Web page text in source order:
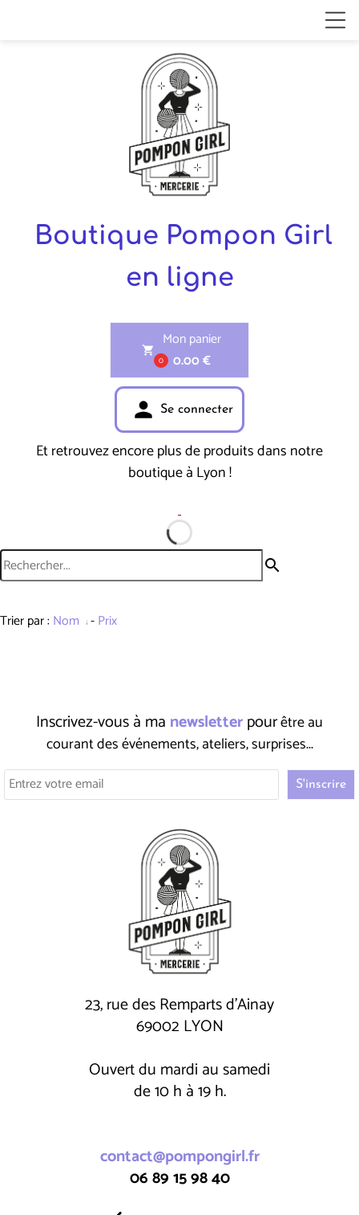
Boutique Pompon Girl
en ligne
shopping_cart
0
Mon panier
0.00 €
person Se connecter
Et retrouvez encore plus de produits dans notre
boutique à Lyon !
search
Trier par : Nom -Prix
Inscrivez-vous à ma newsletterpourêtre au
courant des événements, ateliers, surprises...
23, rue des Remparts d'Ainay
69002 LYON
Ouvert du mardi au samedi
de 10 h à 19 h.
contact@pompongirl.fr
06 89 15 98 40